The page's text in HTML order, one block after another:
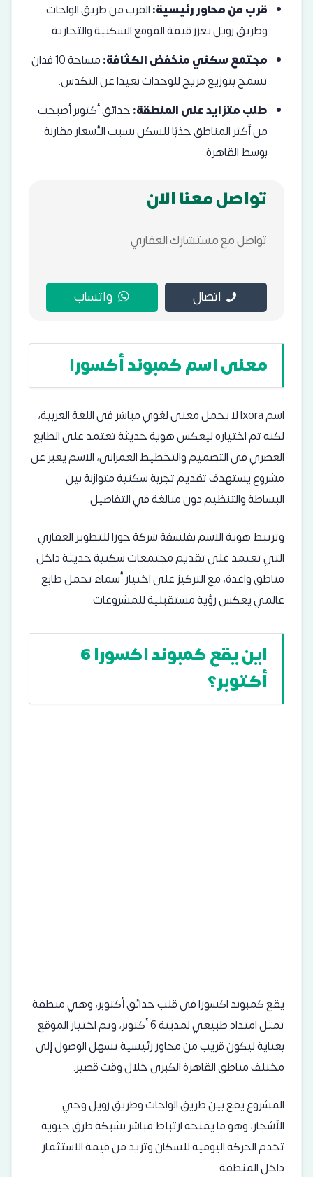
قرب من محاور رئيسية:القرب من طريق الواحات
وطريق زويل يعزز قيمة الموقع السكنية والتجارية.
مجتمع سكني منخفض الكثافة:
مساحة 10 فدان
تسمح بتوزيع مريح للوحدات بعيدا عن التكدس.
طلب متزايد على المنطقة:حدائق أكتوبر أصبحت
من أكثر المناطق جذبًا للسكن بسبب الأسعار مقارنة
بوسط القاهرة.
تواصل معنا الان
تواصل مع مستشارك العقاري
اتصال واتساب
معنى اسم كمبوند أكسورا
اسم Ixora لا يحمل معنى لغوي مباشر في اللغة العربية،
لكنه تم اختياره ليعكس هوية حديثة تعتمد على الطابع
العصري في التصميم والتخطيط العمرانى، الاسم يعبر عن
مشروع يستهدف تقديم تجربة سكنية متوازنة بين
البساطة والتنظيم دون مبالغة في التفاصيل.
وترتبط هوية الاسم بفلسفة شركة جورا للتطوير العقاري
التي تعتمد على تقديم مجتمعات سكنية حديثة داخل
مناطق واعدة، مع التركيز على اختيار أسماء تحمل طابع
عالمي يعكس رؤية مستقبلية للمشروعات.
اين يقع كمبوند اكسورا 6
أكتوبر؟
يقع كمبوند اكسورا في قلب حدائق أكتوبر، وهي منطقة
تمثل امتداد طبيعي لمدينة 6 أكتوبر، وتم اختيار الموقع
بعناية ليكون قريب من محاور رئيسية تسهل الوصول إلى
مختلف مناطق القاهرة الكبرى خلال وقت قصير.
المشروع يقع بين طريق الواحات وطريق زويل وحي
الأشجار، وهو ما يمنحه ارتباط مباشر بشبكة طرق حيوية
تخدم الحركة اليومية للسكان وتزيد من قيمة الاستثمار
داخل المنطقة.